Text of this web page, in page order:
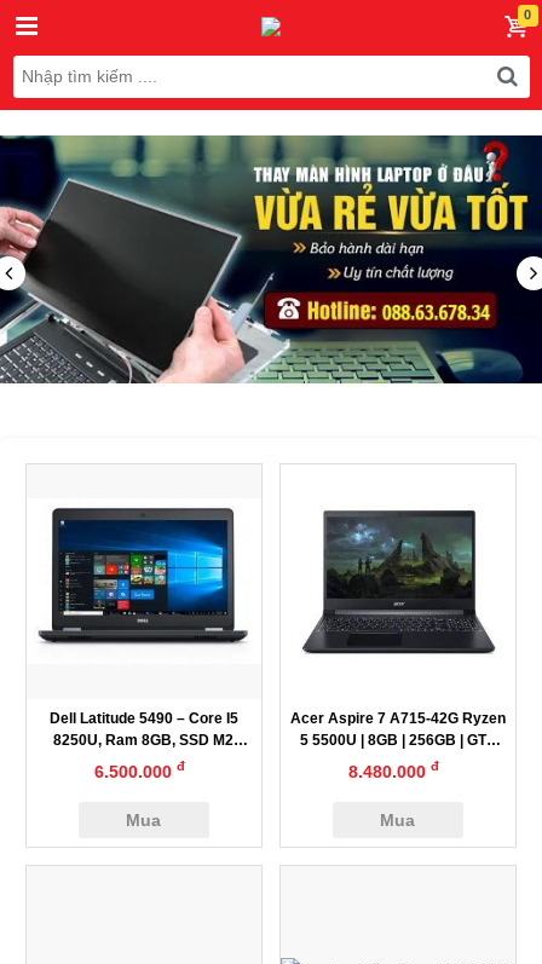
Dell Latitude 5490 – Core I5
8250U, Ram 8GB, SSD M2
512GB, 14″
6.500.000 đ
Mua
Acer Aspire 7 A715-42G Ryzen
5 5500U | 8GB | 256GB | GTX
8.480.000 đ
Mua